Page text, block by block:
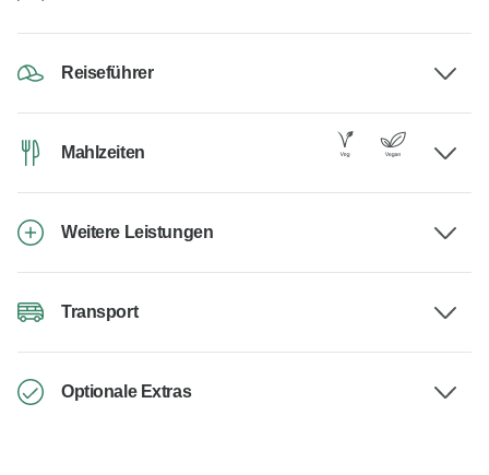
Reiseführer
Mahlzeiten
Weitere Leistungen
Transport
Optionale Extras